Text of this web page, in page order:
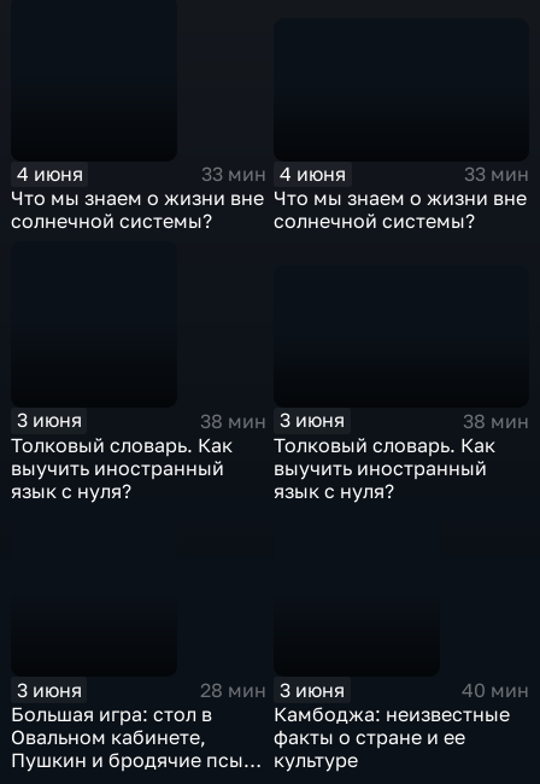
4 июня
33 мин
Что мы знаем о жизни вне
солнечной системы?
4 июня
33 мин
Что мы знаем о жизни вне
солнечной системы?
3 июня
38 мин
Толковый словарь. Как
выучить иностранный
язык с нуля?
3 июня
38 мин
Толковый словарь. Как
выучить иностранный
язык с нуля?
3 июня
28 мин
Большая игра: стол в
Овальном кабинете,
Пушкин и бродячие псы,
3 июня
40 мин
Камбоджа: неизвестные
факты о стране и ее
культуре